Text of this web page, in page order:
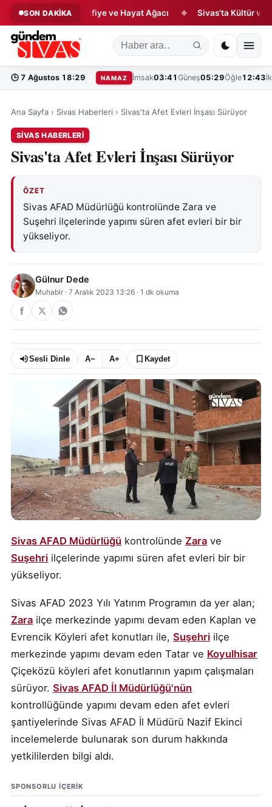
SON DAKİKA
Çini, Vakfiye ve Hayat Ağacı ◆ Sivas'ta Kültür ve
🕒 7 Ağustos 18:29 NAMAZ İmsak03:41 Güneş05:29Öğle12:43
Ana Sayfa › Sivas Haberleri › Sivas'ta Afet Evleri İnşası Sürüyor
SIVAS HABERLERI
Sivas'ta Afet Evleri İnşası Sürüyor
ÖZET
Sivas AFAD Müdürlüğü kontrolünde Zara ve
Suşehri ilçelerinde yapımı süren afet evleri bir bir
yükseliyor.
Gülnur Dede
Muhabir · 7 Aralık 2023 13:26 · 1 dk okuma
Sesli Dinle A− A+ Kaydet
Sivas AFAD Müdürlüğü kontrolünde Zara ve
Suşehri ilçelerinde yapımı süren afet evleri bir bir
yükseliyor.
Sivas AFAD 2023 Yılı Yatırım Programın da yer alan;
Zara ilçe merkezinde yapımı devam eden Kaplan ve
Evrencik Köyleri afet konutları ile, Suşehri ilçe
merkezinde yapımı devam eden Tatar ve Koyulhisar
Çiçeközü köyleri afet konutlarının yapım çalışmaları
sürüyor. Sivas AFAD İl Müdürlüğü'nün
kontrollüğünde yapımı devam eden afet evleri
şantiyelerinde Sivas AFAD İl Müdürü Nazif Ekinci
incelemelerde bulunarak son durum hakkında
yetkililerden bilgi aldı.
SPONSORLU IÇERIK